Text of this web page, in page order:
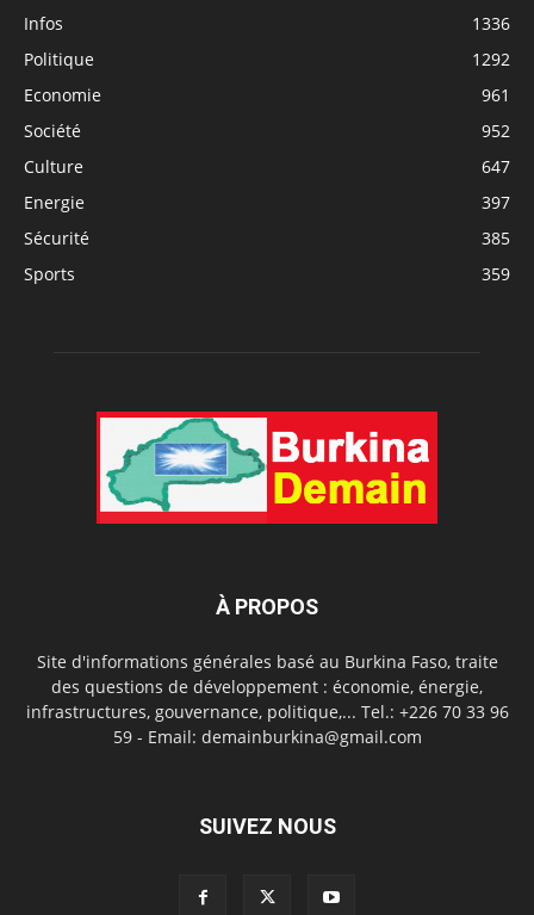
Infos
1336
Politique
1292
Economie
961
Société
952
Culture
647
Energie
397
Sécurité
385
Sports
359
À PROPOS
Site d'informations générales basé au Burkina Faso, traite
des questions de développement : économie, énergie,
infrastructures, gouvernance, politique,... Tel.: +226 70 33 96
59 - Email: demainburkina@gmail.com
SUIVEZ NOUS